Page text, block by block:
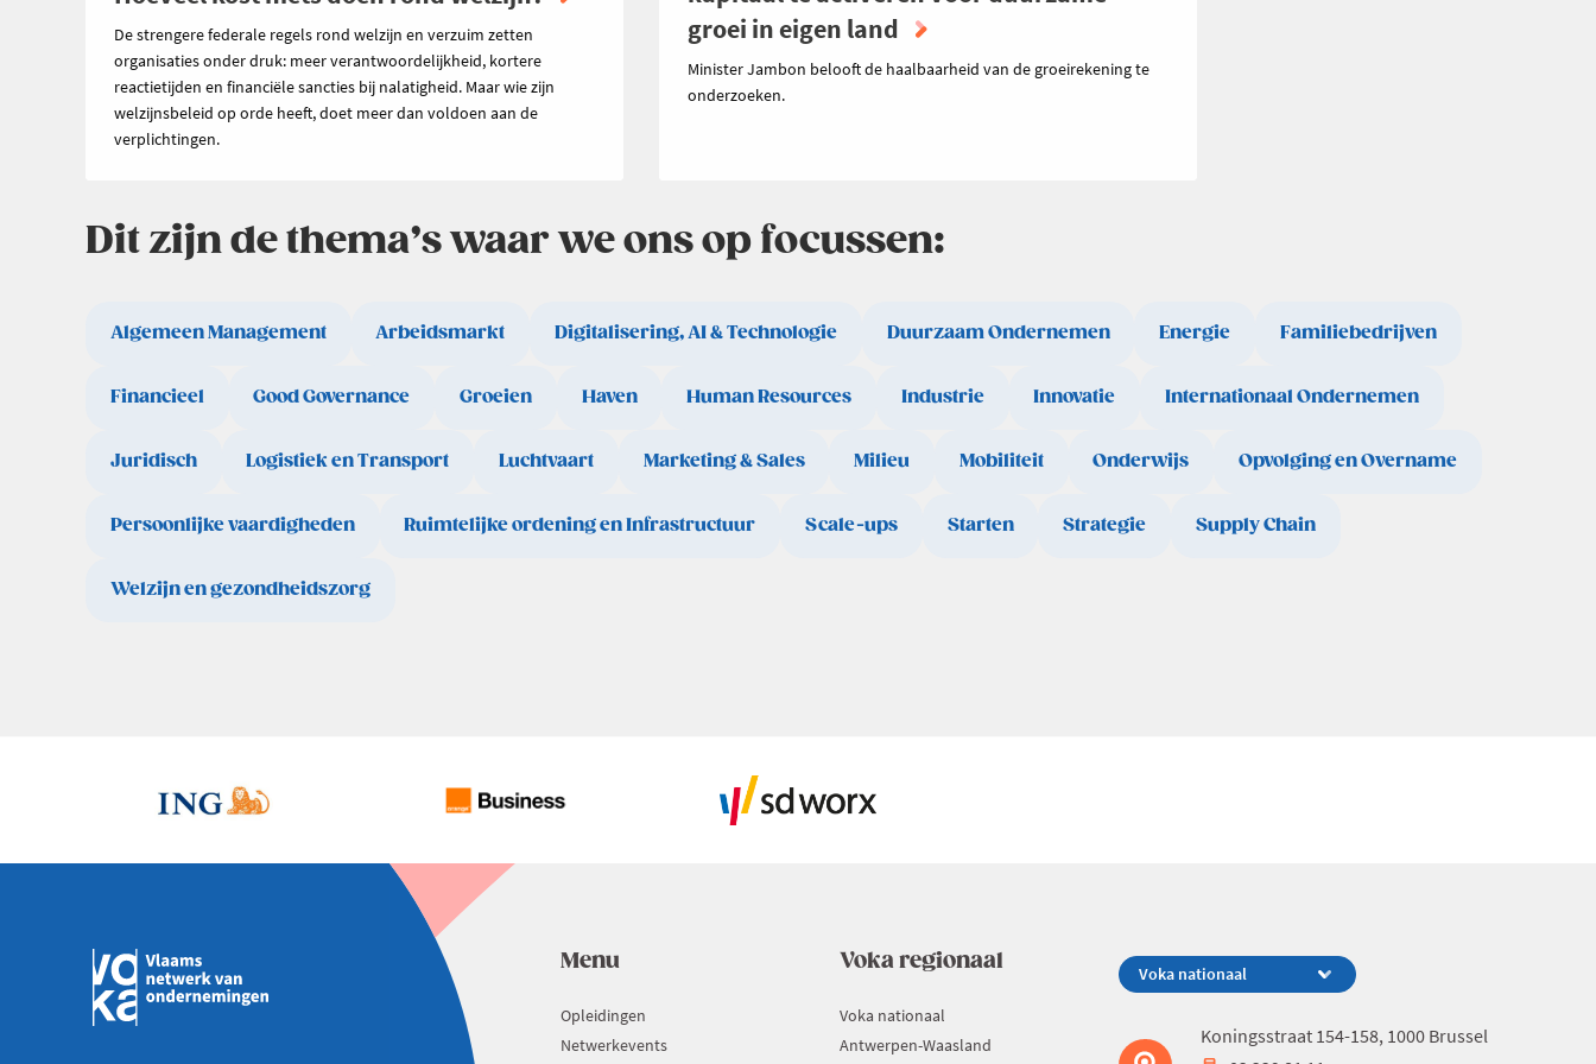
De strengere federale regels rond welzijn en verzuim zetten
organisaties onder druk: meer verantwoordelijkheid, kortere
reactietijden en financiële sancties bij nalatigheid. Maar wie zijn
welzijnsbeleid op orde heeft, doet meer dan voldoen aan de
verplichtingen.
groei in eigen land
Minister Jambon belooft de haalbaarheid van de groeirekening te
onderzoeken.
Dit zijn de thema’s waar we ons op focussen:
Algemeen Management Arbeidsmarkt Digitalisering, AI & Technologie Duurzaam Ondernemen Energie Familiebedrijven
Financieel Good Governance Groeien Haven Human Resources Industrie Innovatie Internationaal Ondernemen
Juridisch Logistiek en Transport Luchtvaart Marketing & Sales Milieu Mobiliteit Onderwijs Opvolging en Overname
Persoonlijke vaardigheden Ruimtelijke ordening en Infrastructuur Scale-ups Starten Strategie Supply Chain
Welzijn en gezondheidszorg
Menu
Opleidingen
Netwerkevents
Voka regionaal
Voka nationaal
Antwerpen-Waasland
Koningsstraat 154-158, 1000 Brussel